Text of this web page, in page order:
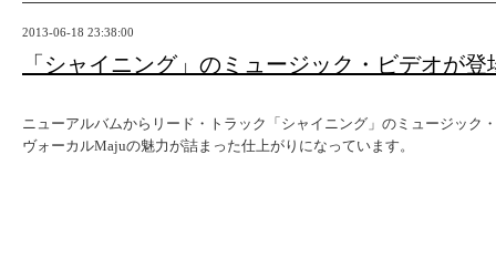
2013-06-18 23:38:00
「シャイニング」のミュージック・ビデオが登
ニューアルバムからリード・トラック「シャイニング」のミュージック
ヴォーカルMajuの魅力が詰まった仕上がりになっています。